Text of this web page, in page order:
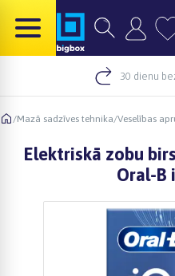
30 dienu
/Mazā sadzīves tehnika/Veselības
Elektriskā zobu
Oral-B